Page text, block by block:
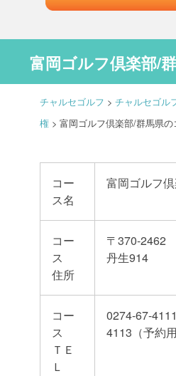
富岡ゴルフ倶楽部/
チャルセゴルフ > チャルセゴル
権 > 富岡ゴルフ倶楽部/群馬県
コー
ス名
富岡ゴルフ
コー
ス
住所
〒370-2462
丹生914
コー
ス
ＴＥ
Ｌ
0274-67-
4113（予約用